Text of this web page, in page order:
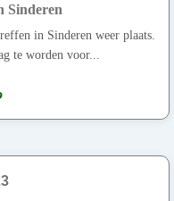
Sinderen
in Sinderen weer plaats.
te worden voor...